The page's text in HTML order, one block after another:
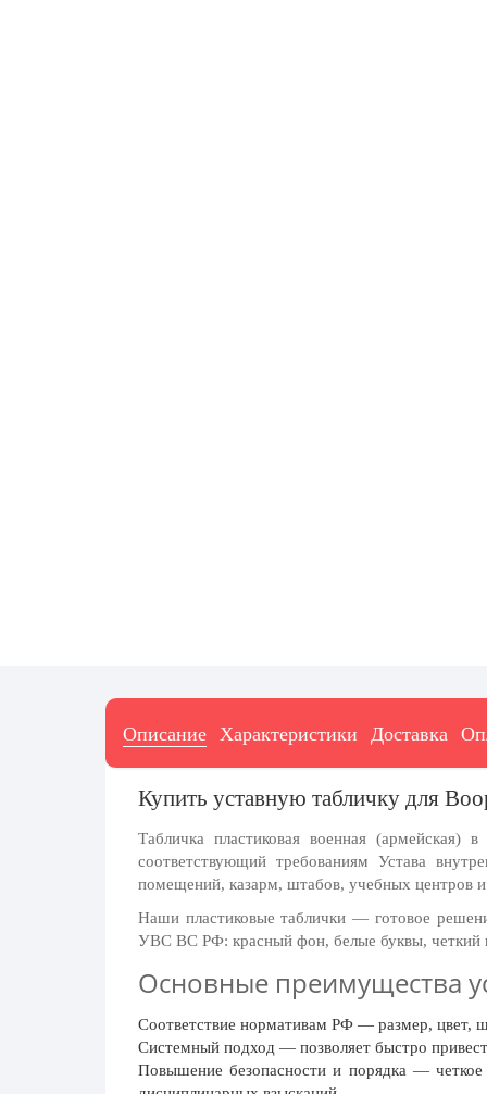
День матери (последнее воскресенье
ноября)
5 декабря, День начала
9 декабря, Международный день
борьбы с коррупцией
9 декабря, День Героев Отечества
12 декабря, День конституции РФ
20 декабря, День работника органов
Новогоднее оформление
Рождество Христово
Описание Характеристики Доставка
Купить уставную табличку для
Табличка пластиковая военная
соответствующий требованиям Устава
помещений, казарм, штабов, учебных центров
Наши пластиковые таблички — готовое
УВС ВС РФ: красный фон, белые буквы, четкий
Основные преимущества
Соответствие нормативам РФ — размер, цвет,
Системный подход — позволяет быстро
Повышение безопасности и порядка — четкое